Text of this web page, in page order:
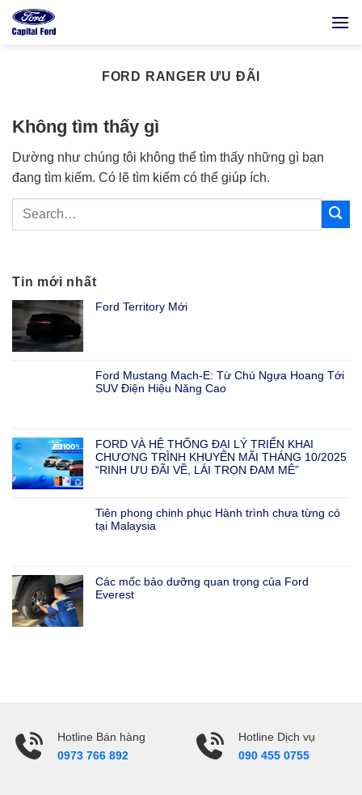
qua
FORD RANGER ƯU ĐÃI
Không tìm thấy gì
Dường như chúng tôi không thể tìm thấy những gì bạn
đang tìm kiếm. Có lẽ tìm kiếm có thể giúp ích.
Tin mới nhất
Ford Territory Mới
Ford Mustang Mach-E: Từ Chú Ngựa Hoang Tới
SUV Điện Hiệu Năng Cao
FORD VÀ HỆ THỐNG ĐẠI LÝ TRIỂN KHAI
CHƯƠNG TRÌNH KHUYẾN MÃI THÁNG 10/2025
“RINH ƯU ĐÃI VỀ, LÁI TRỌN ĐAM MÊ”
Tiên phong chinh phục Hành trình chưa từng có
tại Malaysia
Các mốc bảo dưỡng quan trọng của Ford
Everest
Hotline Bán hàng
0973 766 892
Hotline Dịch vụ
090 455 0755